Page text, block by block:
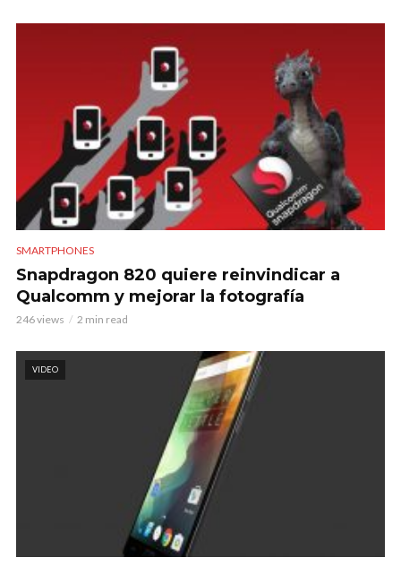
SMARTPHONES
Snapdragon 820 quiere reinvindicar a
Qualcomm y mejorar la fotografía
246 views 2 min read
VIDEO